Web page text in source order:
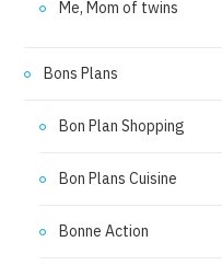
Me, Mom of twins
Bons Plans
Bon Plan Shopping
Bon Plans Cuisine
Bonne Action